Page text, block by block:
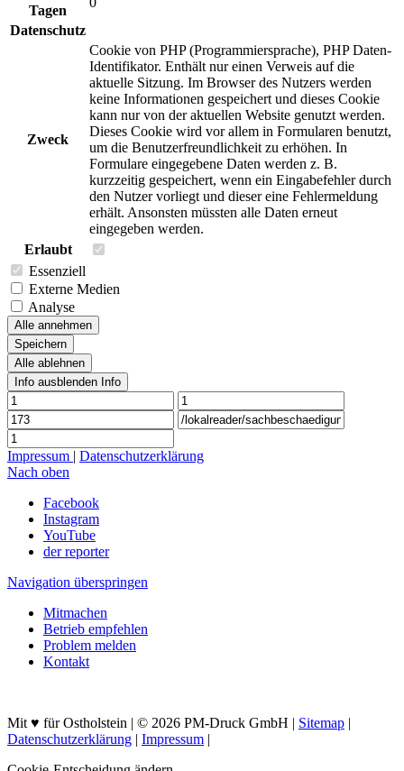
Tagen
Datenschutz
Zweck
Cookie von PHP (Programmiersprache), PHP Daten-
Identifikator. Enthält nur einen Verweis auf die
aktuelle Sitzung. Im Browser des Nutzers werden
keine Informationen gespeichert und dieses Cookie
kann nur von der aktuellen Website genutzt werden.
Dieses Cookie wird vor allem in Formularen benutzt,
um die Benutzerfreundlichkeit zu erhöhen. In
Formulare eingegebene Daten werden z. B.
kurzzeitig gespeichert, wenn ein Eingabefehler durch
den Nutzer vorliegt und dieser eine Fehlermeldung
erhält. Ansonsten müssten alle Daten erneut
eingegeben werden.
Erlaubt
Essenziell
Externe Medien
Analyse
Alle annehmen
Speichern
Alle ablehnen
Info ausblenden Info
Impressum | Datenschutzerklärung
Nach oben
Facebook
Instagram
YouTube
der reporter
Navigation überspringen
Mitmachen
Betrieb empfehlen
Problem melden
Kontakt
Mit ♥ für Ostholstein | © 2026 PM-Druck GmbH | Sitemap |
Datenschutzerklärung | Impressum |